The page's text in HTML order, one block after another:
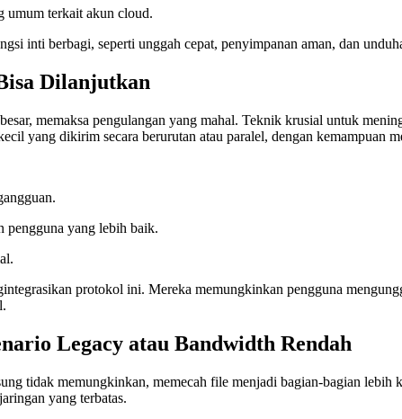
umum terkait akun cloud.
inti berbagi, seperti unggah cepat, penyimpanan aman, dan
Dilanjutkan
memaksa pengulangan yang mahal. Teknik krusial untuk
yang dikirim secara berurutan atau paralel, dengan kemampuan
pengguna yang lebih baik.
protokol ini. Mereka memungkinkan pengguna
Legacy atau Bandwidth Rendah
tidak memungkinkan, memecah file menjadi bagian-bagian
yang terbatas.